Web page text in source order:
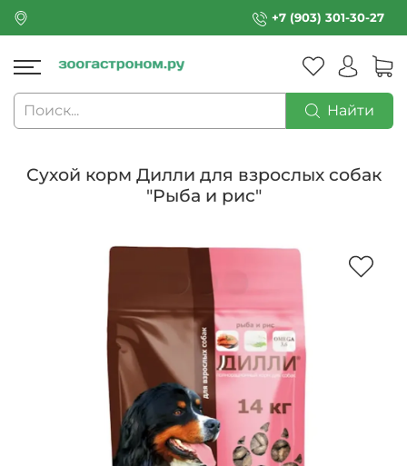
+7 (903) 301-30-27
Найти
Сухой корм Дилли для взрослых собак
"Рыба и рис"